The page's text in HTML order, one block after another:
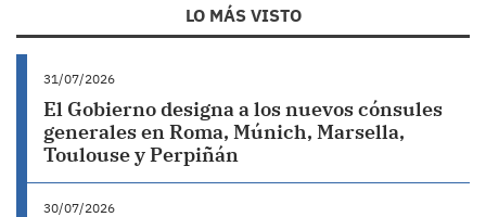
LO MÁS VISTO
31/07/2026
El Gobierno designa a los nuevos cónsules
generales en Roma, Múnich, Marsella,
Toulouse y Perpiñán
30/07/2026